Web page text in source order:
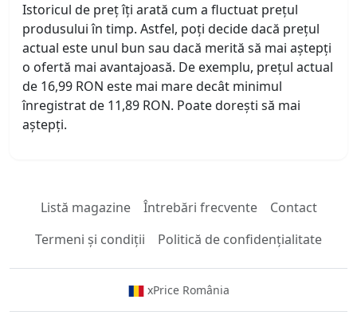
Istoricul de preț îți arată cum a fluctuat prețul
produsului în timp. Astfel, poți decide dacă prețul
actual este unul bun sau dacă merită să mai aștepți
o ofertă mai avantajoasă. De exemplu, prețul actual
de 16,99 RON este mai mare decât minimul
înregistrat de 11,89 RON. Poate dorești să mai
aștepți.
Listă magazine Întrebări frecvente
Contact
Termeni și condiții
Politică de confidențialitate
xPrice România